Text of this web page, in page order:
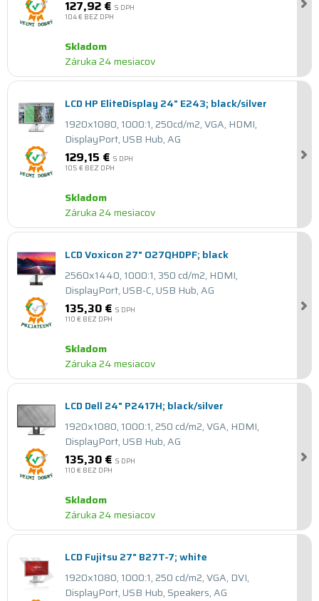
127,92 € S DPH
104 € BEZ DPH
Skladom
Záruka 24 mesiacov
LCD HP EliteDisplay 24" E243; black/silver
1920x1080, 1000:1, 250cd/m2, VGA, HDMI,
DisplayPort, USB Hub, AG
129,15 € S DPH
105 € BEZ DPH
Skladom
Záruka 24 mesiacov
LCD Voxicon 27" O27QHDPF; black
2560x1440, 1000:1, 350 cd/m2, HDMI,
DisplayPort, USB-C, USB Hub, AG
135,30 € S DPH
110 € BEZ DPH
Skladom
Záruka 24 mesiacov
LCD Dell 24" P2417H; black/silver
1920x1080, 1000:1, 250 cd/m2, VGA, HDMI,
DisplayPort, USB Hub, AG
135,30 € S DPH
110 € BEZ DPH
Skladom
Záruka 24 mesiacov
LCD Fujitsu 27" B27T-7; white
1920x1080, 1000:1, 250 cd/m2, VGA, DVI,
DisplayPort, USB Hub, Speakers, AG